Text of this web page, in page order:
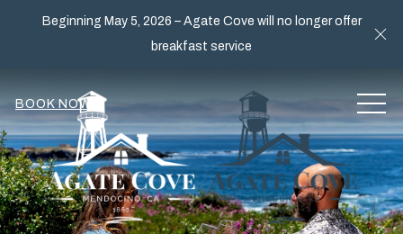
Beginning May 5, 2026 – Agate Cove will no longer offer
breakfast service
BOOK NOW